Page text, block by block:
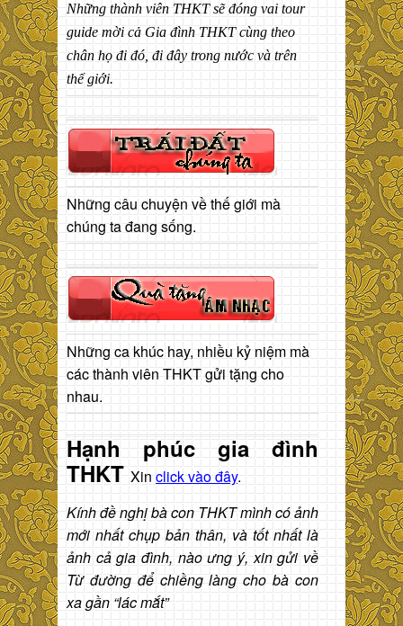
Những thành viên THKT sẽ đóng vai tour
guide mời cả Gia đình THKT cùng theo
chân họ đi đó, đi đây trong nước và trên
thế giới.
Những câu chuyện về thế giới mà
chúng ta đang sống.
Những ca khúc hay, nhiều kỷ niệm mà
các thành viên THKT gửi tặng cho
nhau.
Hạnh phúc gia đình
THKT Xin click vào đây.
Kính đề nghị bà con THKT mình có ảnh
mới nhất chụp bản thân, và tốt nhất là
ảnh cả gia đình, nào ưng ý, xin gửi về
Từ đường để chiềng làng cho bà con
xa gần “lác mắt”